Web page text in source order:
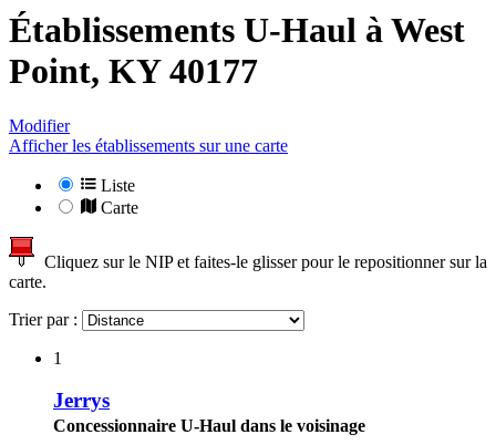
Établissements U-Haul à West
Point, KY 40177
Modifier
Afficher les établissements sur une carte
Liste
Carte
Cliquez sur le NIP et faites-le glisser pour le repositionner sur la
carte.
Trier par :
1
Jerrys
Concessionnaire U-Haul dans le voisinage